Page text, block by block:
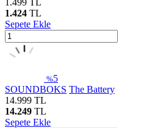
1.424 TL
Sepete Ekle
%5
SOUNDBOKS The Battery
14.999 TL
14.249 TL
Sepete Ekle